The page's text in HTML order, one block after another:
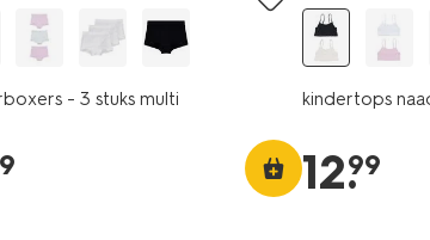
- 3 stuks multi kindertops
12.
99